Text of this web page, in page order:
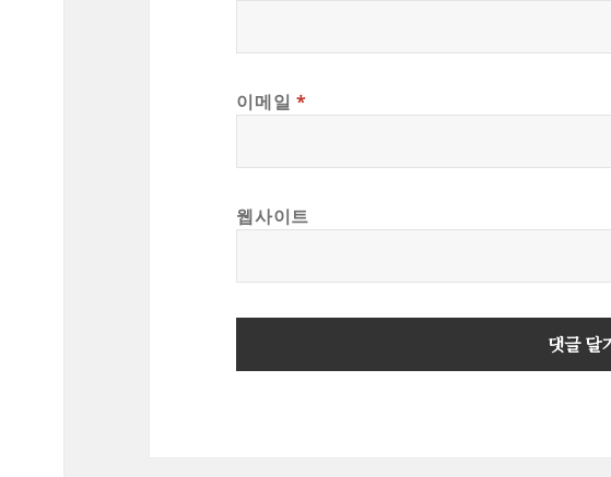
이메일 *
웹사이트